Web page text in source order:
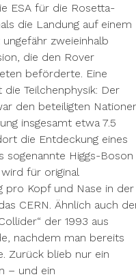
ESA für die Rosetta-
die Landung auf einem
zweieinhalb
die den Rover
beförderte. Eine
Teilchenphysik: Der
den beteiligten
insgesamt etwa 7.5
die Entdeckung eines
sogenannte Higgs-Boson
für original
pro Kopf und Nase in der
CERN. Ähnlich auch
der 1993 aus
nachdem man bereits
Zurück blieb nur ein
– und ein